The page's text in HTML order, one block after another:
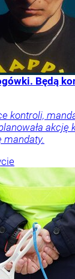
Będą
kontroli,
akcję
mandaty.